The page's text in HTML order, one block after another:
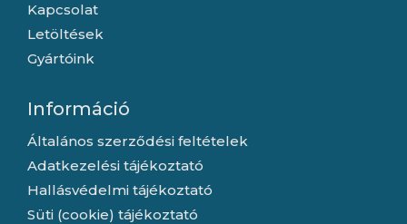
Kapcsolat
Letöltések
Gyártóink
Információ
Általános szerződési feltételek
Adatkezelési tájékoztató
Hallásvédelmi tájékoztató
Süti (cookie) tájékoztató